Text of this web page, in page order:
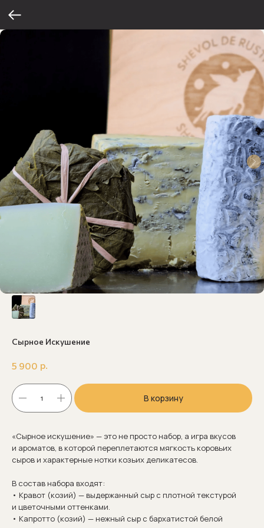
Сырное Искушение
5 900 р.
В корзину
«Сырное искушение» — это не просто набор, а игра вкусов
и ароматов, в которой переплетаются мягкость коровьих
сыров и характерные нотки козьих деликатесов.
В состав набора входят:
• Кравот (козий) — выдержанный сыр с плотной текстурой
и цветочными оттенками.
• Капротто (козий) — нежный сыр с бархатистой белой